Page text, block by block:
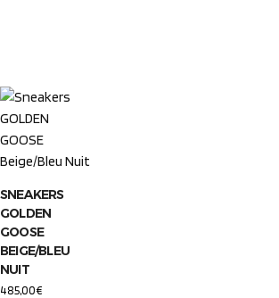
SNEAKERS
GOLDEN
GOOSE
BEIGE/BLEU
NUIT
485,00€